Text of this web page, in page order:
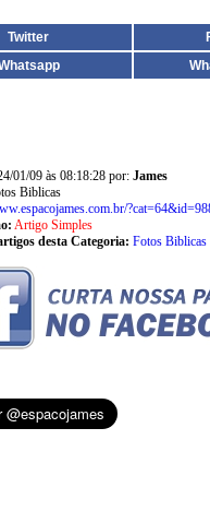
Twitter
01/09 às 08:18:28 por: James
Biblicas
Artigo Simples
desta Categoria: Fotos Biblicas